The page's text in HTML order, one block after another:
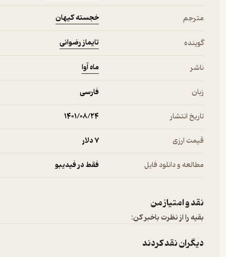
مترجم خجسته کیهان
گوینده تایماز رضوانی
ناشر ماه آوا
زبان فارسی
تاریخ انتشار ۱۴۰۱/۰۸/۲۴
قیمت ارزی 7 دلار
مطالعه و دانلود فایل فقط در فیدیبو
نقد و امتیاز من
بقیه را از نظرت باخبر کن:
دیگران نقد کردند